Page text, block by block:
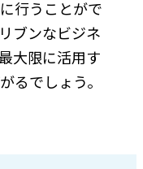
行うことがで
ブンなビジネ
大限に活用す
るでしょう。